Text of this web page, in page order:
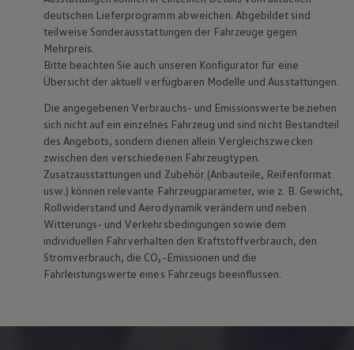
Über Ihr Auto
Vorgängermodelle
Kundeninformationen
Warn- und Kontrollleuchten
Assistenzsysteme
Digitale Betriebsanleitung
Live Beratung
Magazin
Lifestyle
Transport
Familie
Elektromobilität
Volkswagen R
Pannen- und Unfallhilfe
Volkswagen Kundenbetreuung
deutschen Lieferprogramm abweichen. Abgebildet sind
teilweise Sonderausstattungen der Fahrzeuge gegen
Mehrpreis.
Bitte beachten Sie auch unseren Konfigurator für eine
Übersicht der aktuell verfügbaren Modelle und Ausstattungen.
Die angegebenen Verbrauchs- und Emissionswerte beziehen
sich nicht auf ein einzelnes Fahrzeug und sind nicht Bestandteil
des Angebots, sondern dienen allein Vergleichszwecken
zwischen den verschiedenen Fahrzeugtypen.
Zusatzausstattungen und Zubehör (Anbauteile, Reifenformat
usw.) können relevante Fahrzeugparameter, wie z. B. Gewicht,
Rollwiderstand und Aerodynamik verändern und neben
Witterungs- und Verkehrsbedingungen sowie dem
individuellen Fahrverhalten den Kraftstoffverbrauch, den
Stromverbrauch, die CO₂-Emissionen und die
Fahrleistungswerte eines Fahrzeugs beeinflussen.